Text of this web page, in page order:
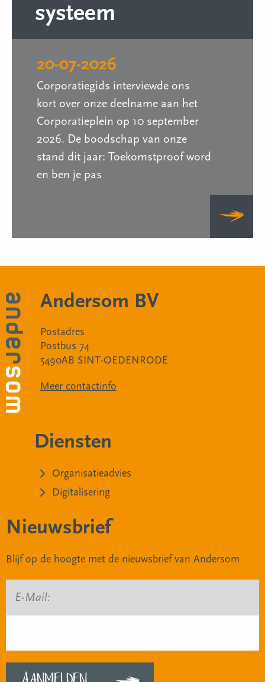
systeem
20-07-2026
Corporatiegids interviewde ons
kort over onze deelname aan het
Corporatieplein op 10 september
2026. De boodschap van onze
stand dit jaar: Toekomstproof word
en ben je pas
Andersom BV
Postadres
Postbus 74
5490AB SINT-OEDENRODE
Meer contactinfo
Diensten
Organisatieadvies
Digitalisering
Nieuwsbrief
Blijf op de hoogte met de nieuwsbrief van Andersom
E-Mail: